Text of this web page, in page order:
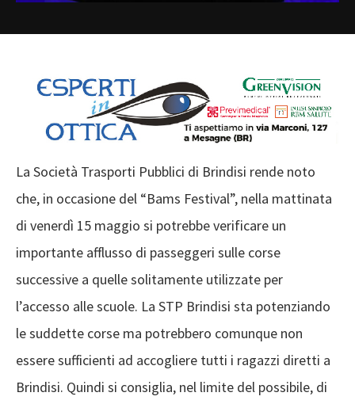
La Società Trasporti Pubblici di Brindisi rende noto
che, in occasione del “Bams Festival”, nella mattinata
di venerdì 15 maggio si potrebbe verificare un
importante afflusso di passeggeri sulle corse
successive a quelle solitamente utilizzate per
l’accesso alle scuole. La STP Brindisi sta potenziando
le suddette corse ma potrebbero comunque non
essere sufficienti ad accogliere tutti i ragazzi diretti a
Brindisi. Quindi si consiglia, nel limite del possibile, di